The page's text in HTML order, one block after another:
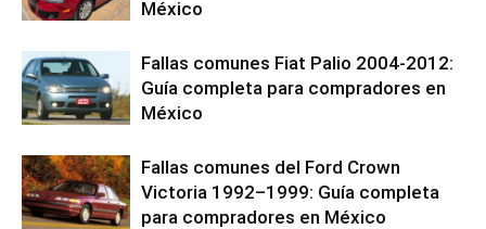
México
Fallas comunes Fiat Palio 2004-2012:
Guía completa para compradores en
México
Fallas comunes del Ford Crown
Victoria 1992–1999: Guía completa
para compradores en México